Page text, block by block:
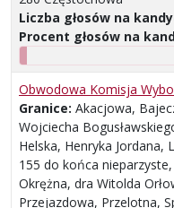
Liczba głosów na
Procent głosów na
Obwodowa Komisja
Granice: Akacjowa,
Wojciecha
Helska, Henryka Jordana,
155 do końca
Okrężna, dra Witolda
Przejazdowa, Przelotna,